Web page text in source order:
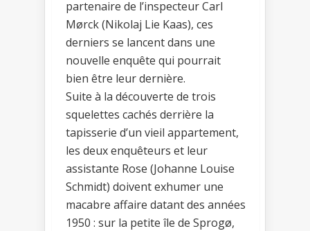
partenaire de l’inspecteur Carl
Mørck (Nikolaj Lie Kaas), ces
derniers se lancent dans une
nouvelle enquête qui pourrait
bien être leur dernière.
Suite à la découverte de trois
squelettes cachés derrière la
tapisserie d’un vieil appartement,
les deux enquêteurs et leur
assistante Rose (Johanne Louise
Schmidt) doivent exhumer une
macabre affaire datant des années
1950 : sur la petite île de Sprogø,